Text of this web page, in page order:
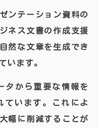
ンテーション資料の
ネス文書の作成支援
然な文章を生成でき
います。
タから重要な情報を
ています。これによ
幅に削減することが